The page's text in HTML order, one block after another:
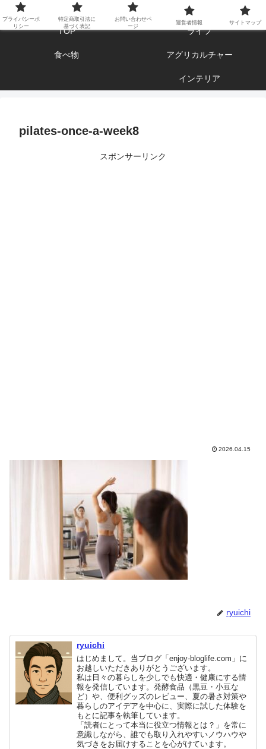
エンジョイ ブログライフ
TOP ライフ
食べ物 アグリカルチャー
インテリア
pilates-once-a-week8
スポンサーリンク
2026.04.15
ryuichi
ryuichi
はじめまして。当ブログ「enjoy-bloglife.com」に
お越しいただきありがとうございます。
私は日々の暮らしを少しでも快適・健康にする情
報を発信しています。発酵食品（黒豆・小豆な
ど）や、便利グッズのレビュー、夏の暑さ対策や
暮らしのアイデアを中心に、実際に試した体験を
もとに記事を執筆しています。
「読者にとって本当に役立つ情報とは？」を常に
意識しながら、誰でも取り入れやすいノウハウや
気づきをお届けすることを心がけています。
プライバシーポ
リシー
特定商取引法に
基づく表記
お問い合わせペ
ージ
運営者情報 サイトマップ